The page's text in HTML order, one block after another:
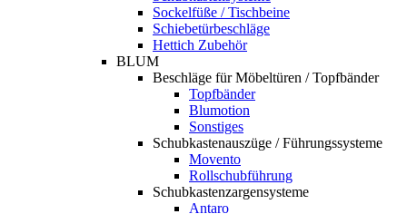
Sockelfüße / Tischbeine
Schiebetürbeschläge
Hettich Zubehör
BLUM
Beschläge für Möbeltüren / Topfbänder
Topfbänder
Blumotion
Sonstiges
Schubkastenauszüge / Führungssysteme
Movento
Rollschubführung
Schubkastenzargensysteme
Antaro